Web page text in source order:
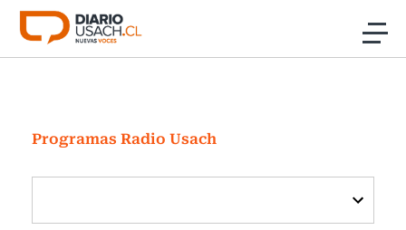
Click acá para ir directamente al contenido
Investigación
Cultura
Programas Radio Usach